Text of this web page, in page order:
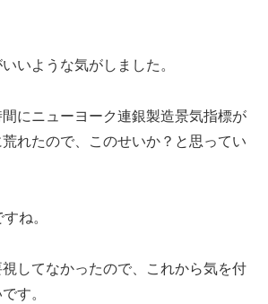
いような気がしました。
にニューヨーク連銀製造景気指標が
れたので、このせいか？と思ってい
ね。
してなかったので、これから気を付
す。